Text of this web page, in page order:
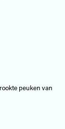
peuken van